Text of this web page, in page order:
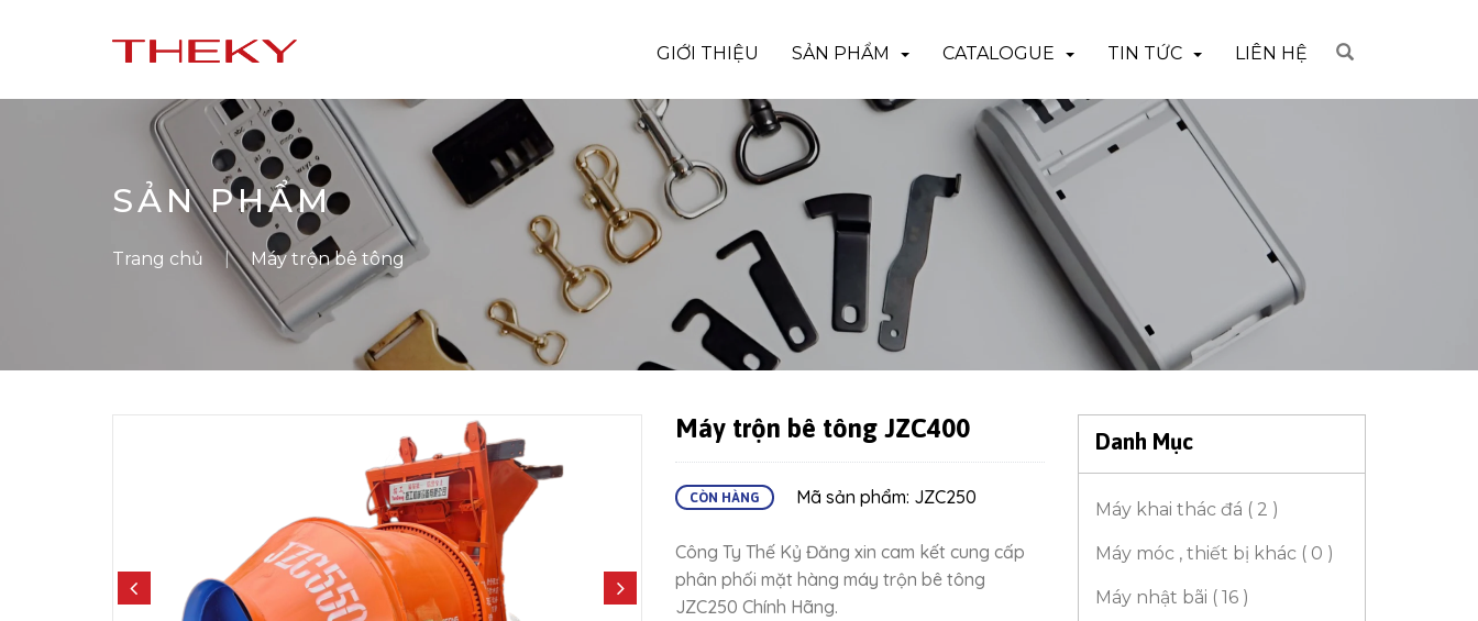
GIỚI THIỆU SẢN PHẨM CATALOGUE TIN TỨC LIÊN HỆ
SẢN PHẨM
Trang chủ Máy trộn bê tông
Máy trộn bê tông JZC400
CÒN HÀNG Mã sản phẩm: JZC250
Công Ty Thế Kỷ Đăng xin cam kết cung cấp
phân phối mặt hàng máy trộn bê tông
JZC250 Chính Hãng.
Danh Mục
Máy khai thác đá ( 2 )
Máy móc , thiết bị khác ( 0 )
Máy nhật bãi ( 16 )